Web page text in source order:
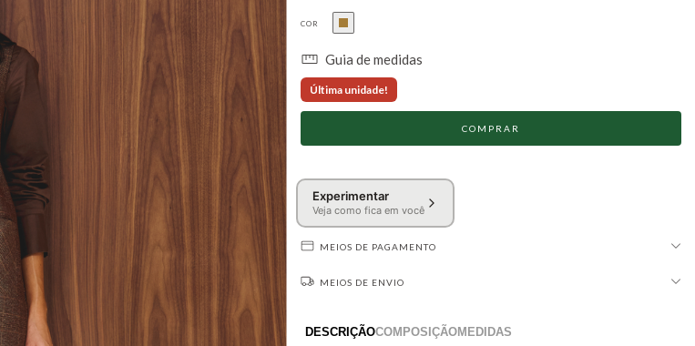
COR
Guia de medidas
Última unidade!
Experimentar
Veja como fica em você
MEIOS DE PAGAMENTO
MEIOS DE ENVIO